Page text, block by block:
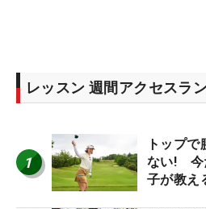
レッスン 週間アクセスラ
1
トップ
ない! 今
子が教え